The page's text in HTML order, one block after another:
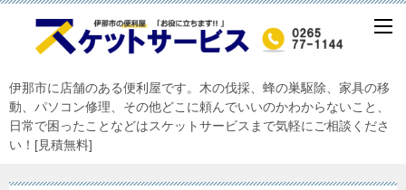
伊那市に店舗のある便利屋です。木の伐採、蜂の巣駆除、家具の移
動、パソコン修理、その他どこに頼んでいいのかわからないこと、
日常で困ったことなどはスケットサービスまで気軽にご相談くださ
い！[見積無料]